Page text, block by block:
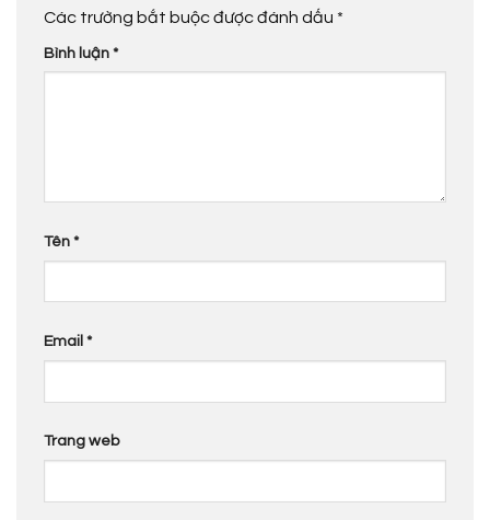
Các trường bắt buộc được đánh dấu *
Bình luận *
Tên *
Email *
Trang web